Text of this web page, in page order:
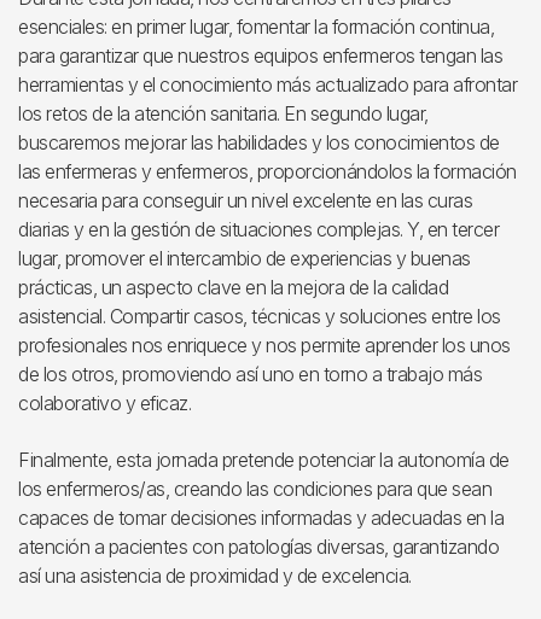
esenciales: en primer lugar, fomentar la formación continua,
para garantizar que nuestros equipos enfermeros tengan las
herramientas y el conocimiento más actualizado para afrontar
los retos de la atención sanitaria. En segundo lugar,
buscaremos mejorar las habilidades y los conocimientos de
las enfermeras y enfermeros, proporcionándolos la formación
necesaria para conseguir un nivel excelente en las curas
diarias y en la gestión de situaciones complejas. Y, en tercer
lugar, promover el intercambio de experiencias y buenas
prácticas, un aspecto clave en la mejora de la calidad
asistencial. Compartir casos, técnicas y soluciones entre los
profesionales nos enriquece y nos permite aprender los unos
de los otros, promoviendo así uno en torno a trabajo más
colaborativo y eficaz.
Finalmente, esta jornada pretende potenciar la autonomía de
los enfermeros/as, creando las condiciones para que sean
capaces de tomar decisiones informadas y adecuadas en la
atención a pacientes con patologías diversas, garantizando
así una asistencia de proximidad y de excelencia.